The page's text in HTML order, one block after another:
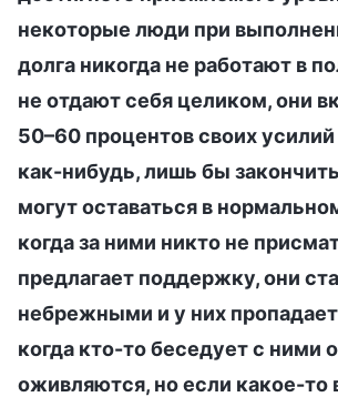
некоторые люди при
долга никогда не работают в
не отдают себя целиком, они
50–60 процентов своих
как-нибудь, лишь бы
могут оставаться в
когда за ними никто не
предлагает поддержку, они
небрежными и у них
когда кто-то беседует с ними
оживляются, но если какое-то